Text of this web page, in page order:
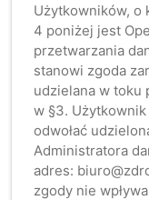
Użytkowników, o
4 poniżej jest
przetwarzania
stanowi zgoda
udzielana w toku
w §3.
odwołać
Administratora
adres:
zgody nie